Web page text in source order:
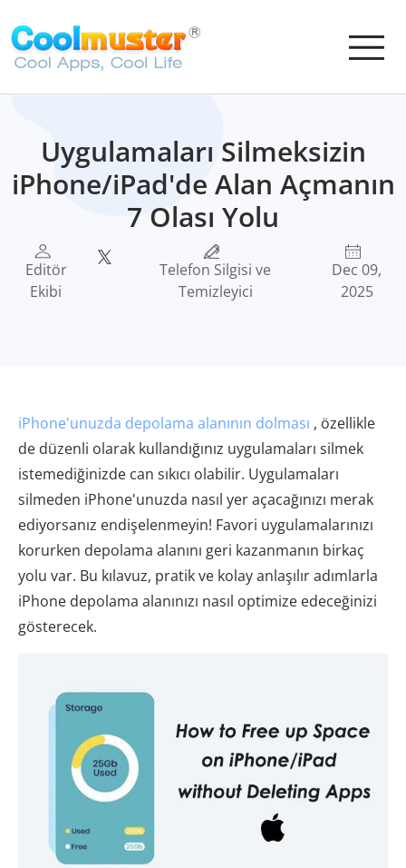
Uygulamaları Silmeksizin
iPhone/iPad'de Alan Açmanın
7 Olası Yolu
Editör
Ekibi
Telefon Silgisi ve
Temizleyici
Dec 09,
2025
iPhone'unuzda depolama alanının dolması , özellikle
de düzenli olarak kullandığınız uygulamaları silmek
istemediğinizde can sıkıcı olabilir. Uygulamaları
silmeden iPhone'unuzda nasıl yer açacağınızı merak
ediyorsanız endişelenmeyin! Favori uygulamalarınızı
korurken depolama alanını geri kazanmanın birkaç
yolu var. Bu kılavuz, pratik ve kolay anlaşılır adımlarla
iPhone depolama alanınızı nasıl optimize edeceğinizi
gösterecek.